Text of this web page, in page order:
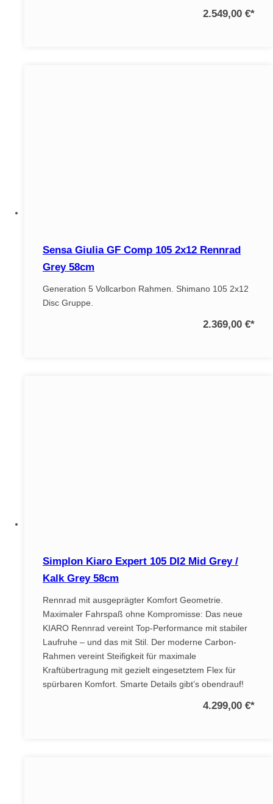
2.549,00 €*
Sensa Giulia GF Comp 105 2x12 Rennrad
Grey 58cm
Generation 5 Vollcarbon Rahmen. Shimano 105 2x12
Disc Gruppe.
2.369,00 €*
Simplon Kiaro Expert 105 DI2 Mid Grey /
Kalk Grey 58cm
Rennrad mit ausgeprägter Komfort Geometrie.
Maximaler Fahrspaß ohne Kompromisse: Das neue
KIARO Rennrad vereint Top-Performance mit stabiler
Laufruhe – und das mit Stil. Der moderne Carbon-
Rahmen vereint Steifigkeit für maximale
Kraftübertragung mit gezielt eingesetztem Flex für
spürbaren Komfort. Smarte Details gibt’s obendrauf!
4.299,00 €*